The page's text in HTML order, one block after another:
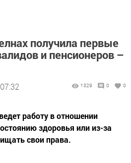
получила первые
и пенсионеров –
1329 0 0
работу в отношении
здоровья или из-за
свои права.